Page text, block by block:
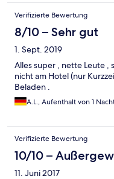
geht ganz unbedarft
sie geboten ist zufrieden.
Verifizierte Bewertung
8/10 – Sehr gut
1. Sept. 2019
Alles super , nette Leute ,
nicht am Hotel (nur
Beladen .
A.L., Aufenthalt von 1
Verifizierte Bewertung
10/10 –
11. Juni 2017